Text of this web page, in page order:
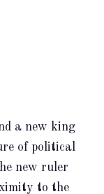
a new king
of political
new ruler
to the